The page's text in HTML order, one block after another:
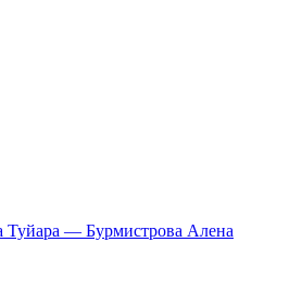
— Бурмистрова Алена